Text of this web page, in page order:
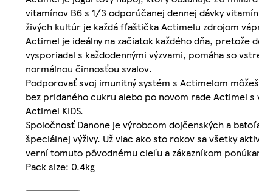
vitamínov B6 s 1/3 odporúčanej dennej dávky
živých kultúr je každá fľaštička Actimelu zdrojom
Actimel je ideálny na začiatok každého dňa, pretože
vysporiadal s každodennými výzvami, pomáha so
normálnou činnosťou svalov.
Podporovať svoj imunitný systém s Actimelom
bez pridaného cukru alebo po novom rade Actimel
Actimel KIDS.
Spoločnosť Danone je výrobcom dojčenských a
špeciálnej výživy. Už viac ako sto rokov sa všetky
verní tomuto pôvodnému cieľu a zákazníkom
Pack size: 0.4kg